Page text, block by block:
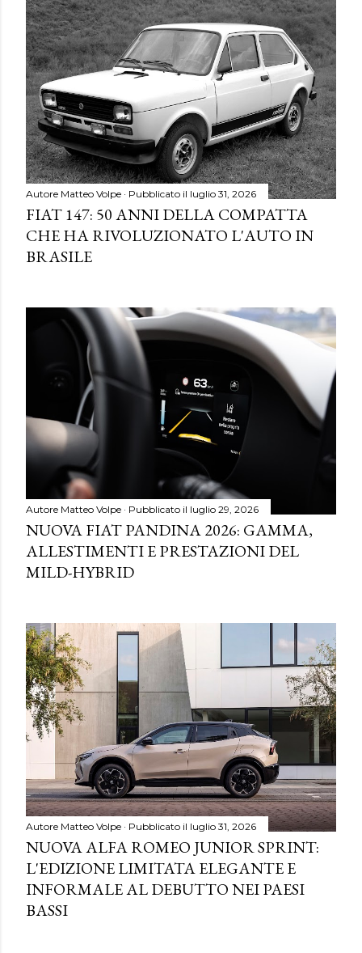
Autore Matteo Volpe Pubblicato il luglio 31, 2026
FIAT 147: 50 ANNI DELLA COMPATTA
CHE HA RIVOLUZIONATO L'AUTO IN
BRASILE
Autore Matteo Volpe Pubblicato il luglio 29, 2026
NUOVA FIAT PANDINA 2026: GAMMA,
ALLESTIMENTI E PRESTAZIONI DEL
MILD-HYBRID
Autore Matteo Volpe Pubblicato il luglio 31, 2026
NUOVA ALFA ROMEO JUNIOR SPRINT:
L'EDIZIONE LIMITATA ELEGANTE E
INFORMALE AL DEBUTTO NEI PAESI
BASSI